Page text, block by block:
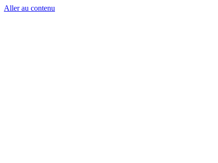
Aller au contenu